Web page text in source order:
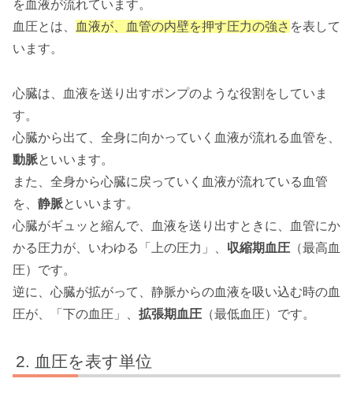
を血液が流れています。
血圧とは、
血液が、血管の内壁を押す圧力の強さ を表して
います。
心臓は、血液を送り出すポンプのような役割をしていま
す。
心臓から出て、全身に向かっていく血液が流れる血管を、
動脈といいます。
また、全身から心臓に戻っていく血液が流れている血管
を、 静脈といいます。
心臓がギュッと縮んで、血液を送り出すときに、血管にか
かる圧力が、いわゆる「上の圧力」、 収縮期血圧 （最高血
圧）です。
逆に、心臓が拡がって、静脈からの血液を吸い込む時の血
圧が、「下の血圧」、 拡張期血圧 （最低血圧）です。
血圧を表す単位